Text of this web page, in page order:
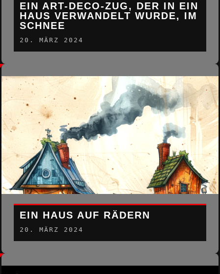
EIN ART-DECO-ZUG, DER IN EIN
HAUS VERWANDELT WURDE, IM
SCHNEE
20. MÄRZ 2024
EIN HAUS AUF RÄDERN
20. MÄRZ 2024